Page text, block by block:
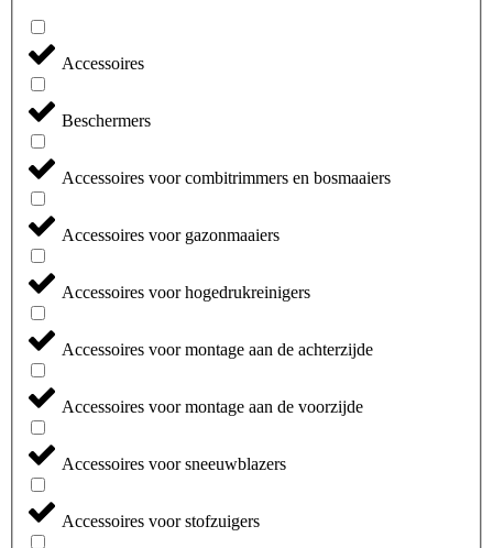
Accessoires
Beschermers
Accessoires voor combitrimmers en bosmaaiers
Accessoires voor gazonmaaiers
Accessoires voor hogedrukreinigers
Accessoires voor montage aan de achterzijde
Accessoires voor montage aan de voorzijde
Accessoires voor sneeuwblazers
Accessoires voor stofzuigers